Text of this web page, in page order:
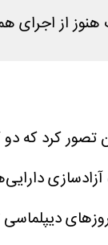
تصور کرد که